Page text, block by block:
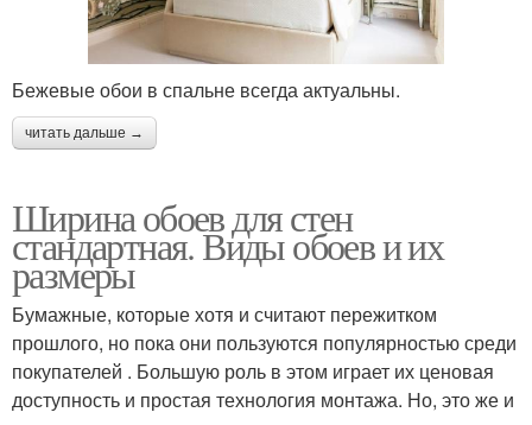
Бежевые обои в спальне всегда актуальны.
читать дальше →
Ширина обоев для стен
стандартная. Виды обоев и их
размеры
Бумажные, которые хотя и считают пережитком
прошлого, но пока они пользуются популярностью среди
покупателей . Большую роль в этом играет их ценовая
доступность и простая технология монтажа. Но, это же и